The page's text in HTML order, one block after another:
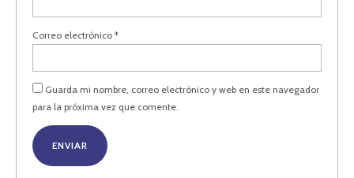
Correo electrónico*
Guarda mi nombre, correo electrónico y web en este navegador
para la próxima vez que comente.